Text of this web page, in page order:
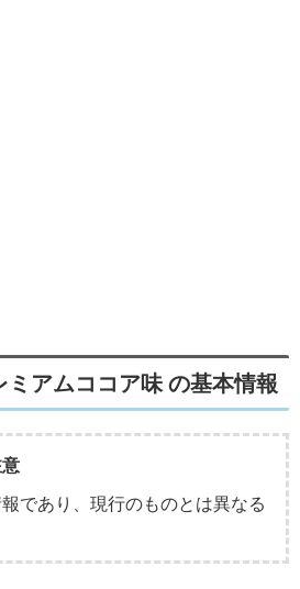
アムココア味 の基本情報
であり、現行のものとは異なる